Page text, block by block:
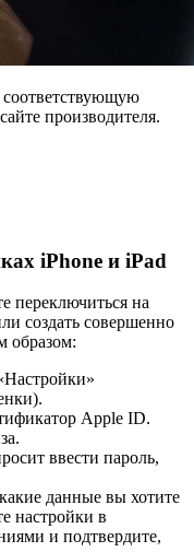
производителя.
iPhone и iPad
переключиться на
создать совершенно
образом:
Apple ID.
ввести пароль,
данные вы хотите
настройки в
и подтвердите,